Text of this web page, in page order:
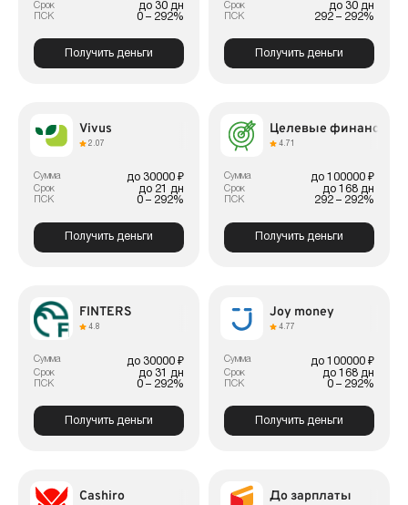
Срок до 30 дн
ПСК 0 – 292%
Получить деньги
Срок до 30 дн
ПСК 292 – 292%
Получить деньги
Vivus
2.07
Сумма до 30000 ₽
Срок до 21 дн
ПСК 0 – 292%
Получить деньги
Целевые финансы
4.71
Сумма до 100000 ₽
Срок до 168 дн
ПСК 292 – 292%
Получить деньги
FINTERS
4.8
Сумма до 30000 ₽
Срок до 31 дн
ПСК 0 – 292%
Получить деньги
Joy money
4.77
Сумма до 100000 ₽
Срок до 168 дн
ПСК 0 – 292%
Получить деньги
Cashiro До зарплаты